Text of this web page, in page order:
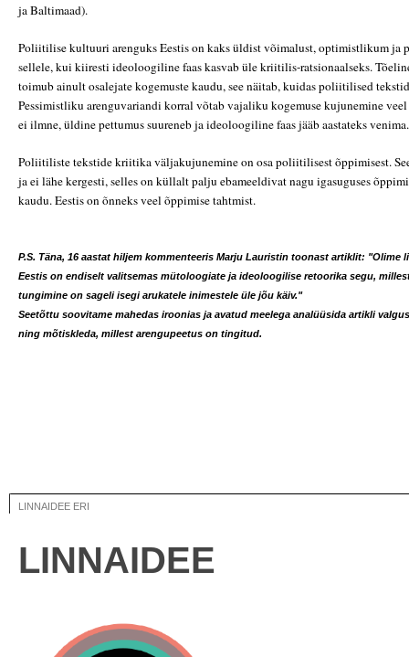
ja Baltimaad).
Poliitilise kultuuri arenguks Eestis on kaks üldist võimalust, optimistlikum ja
sellele, kui kiiresti ideoloogiline faas kasvab üle kriitilis-ratsionaalseks.
toimub ainult osalejate kogemuste kaudu, see näitab, kuidas poliitilised
Pessimistliku arenguvariandi korral võtab vajaliku kogemuse kujunemine
ei ilmne, üldine pettumus suureneb ja ideoloogiline faas jääb aastateks venima.
Poliitiliste tekstide kriitika väljakujunemine on osa poliitilisest õppimisest.
ja ei lähe kergesti, selles on küllalt palju ebameeldivat nagu igasuguses
kaudu. Eestis on õnneks veel õppimise tahtmist.
P.S. Täna, 16 aastat hiljem kommenteeris Marju Lauristin toonast artiklit: "Olime
Eestis on endiselt valitsemas mütoloogiate ja ideoloogilise retoorika segu,
tungimine on sageli isegi arukatele inimestele üle jõu käiv."
Seetõttu soovitame mahedas iroonias ja avatud meelega analüüsida artikli
ning mõtiskleda, millest arengupeetus on tingitud.
LINNAIDEE ERI
LINNAIDEE